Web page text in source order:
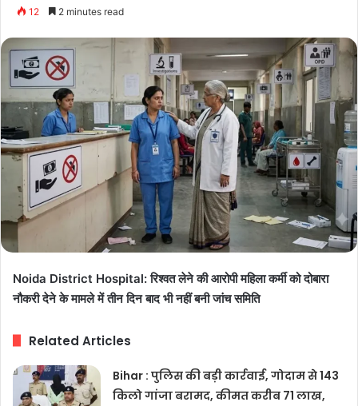
12 2 minutes read
Noida District Hospital: रिश्वत लेने की आरोपी महिला कर्मी को दोबारा
नौकरी देने के मामले में तीन दिन बाद भी नहीं बनी जांच समिति
Related Articles
Bihar : पुलिस की बड़ी कार्रवाई, गोदाम से 143
किलो गांजा बरामद, कीमत करीब 71 लाख,